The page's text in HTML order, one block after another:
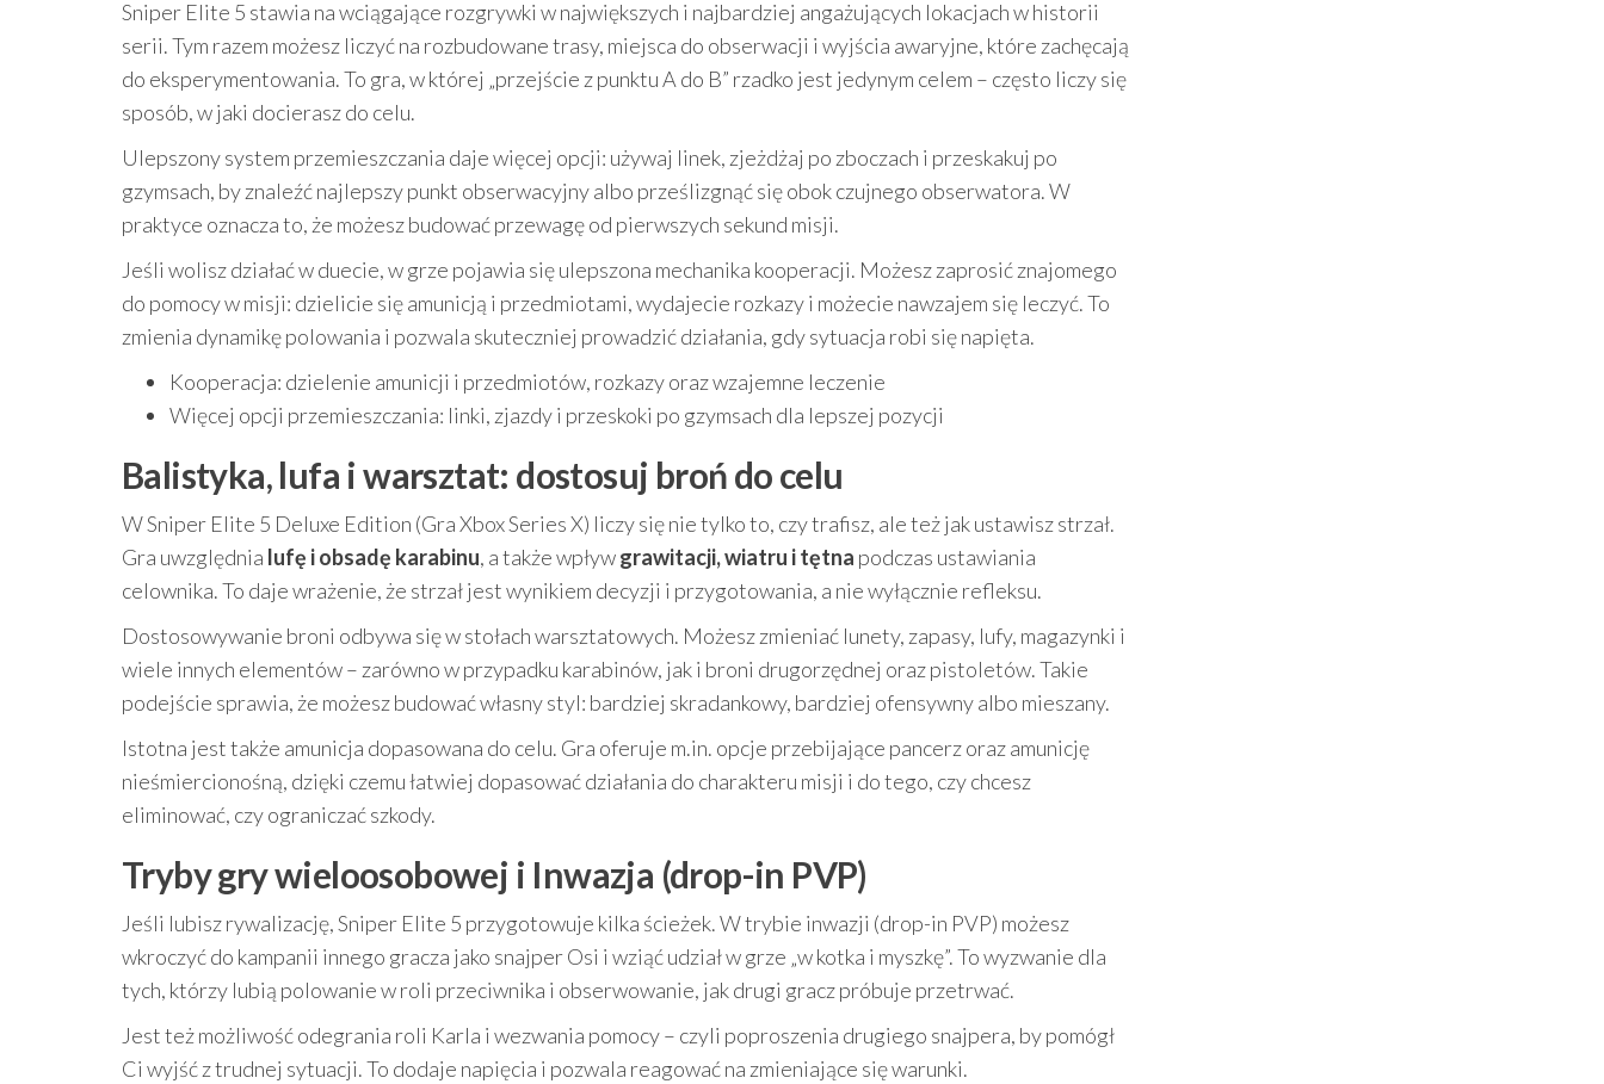
Sniper Elite 5 stawia na wciągające rozgrywki w największych i najbardziej angażujących lokacjach w historii
serii. Tym razem możesz liczyć na rozbudowane trasy, miejsca do obserwacji i wyjścia awaryjne, które zachęcają
do eksperymentowania. To gra, w której „przejście z punktu A do B” rzadko jest jedynym celem – często liczy się
sposób, w jaki docierasz do celu.
Ulepszony system przemieszczania daje więcej opcji: używaj linek, zjeżdżaj po zboczach i przeskakuj po
gzymsach, by znaleźć najlepszy punkt obserwacyjny albo prześlizgnąć się obok czujnego obserwatora. W
praktyce oznacza to, że możesz budować przewagę od pierwszych sekund misji.
Jeśli wolisz działać w duecie, w grze pojawia się ulepszona mechanika kooperacji. Możesz zaprosić znajomego
do pomocy w misji: dzielicie się amunicją i przedmiotami, wydajecie rozkazy i możecie nawzajem się leczyć. To
zmienia dynamikę polowania i pozwala skuteczniej prowadzić działania, gdy sytuacja robi się napięta.
Kooperacja: dzielenie amunicji i przedmiotów, rozkazy oraz wzajemne leczenie
Więcej opcji przemieszczania: linki, zjazdy i przeskoki po gzymsach dla lepszej pozycji
Balistyka, lufa i warsztat: dostosuj broń do celu
W Sniper Elite 5 Deluxe Edition (Gra Xbox Series X) liczy się nie tylko to, czy trafisz, ale też jak ustawisz strzał.
Gra uwzględnia lufę i obsadę karabinu, a także wpływgrawitacji, wiatru i tętna podczas ustawiania
celownika. To daje wrażenie, że strzał jest wynikiem decyzji i przygotowania, a nie wyłącznie refleksu.
Dostosowywanie broni odbywa się w stołach warsztatowych. Możesz zmieniać lunety, zapasy, lufy, magazynki i
wiele innych elementów – zarówno w przypadku karabinów, jak i broni drugorzędnej oraz pistoletów. Takie
podejście sprawia, że możesz budować własny styl: bardziej skradankowy, bardziej ofensywny albo mieszany.
Istotna jest także amunicja dopasowana do celu. Gra oferuje m.in. opcje przebijające pancerz oraz amunicję
nieśmiercionośną, dzięki czemu łatwiej dopasować działania do charakteru misji i do tego, czy chcesz
eliminować, czy ograniczać szkody.
Tryby gry wieloosobowej i Inwazja (drop-in PVP)
Jeśli lubisz rywalizację, Sniper Elite 5 przygotowuje kilka ścieżek. W trybie inwazji (drop-in PVP) możesz
wkroczyć do kampanii innego gracza jako snajper Osi i wziąć udział w grze „w kotka i myszkę”. To wyzwanie dla
tych, którzy lubią polowanie w roli przeciwnika i obserwowanie, jak drugi gracz próbuje przetrwać.
Jest też możliwość odegrania roli Karla i wezwania pomocy – czyli poproszenia drugiego snajpera, by pomógł
Ci wyjść z trudnej sytuacji. To dodaje napięcia i pozwala reagować na zmieniające się warunki.